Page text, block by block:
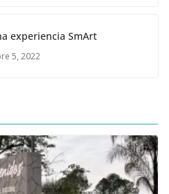
experiencia SmArt
5, 2022